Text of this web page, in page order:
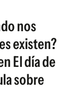
nos
existen?
El día de
sobre